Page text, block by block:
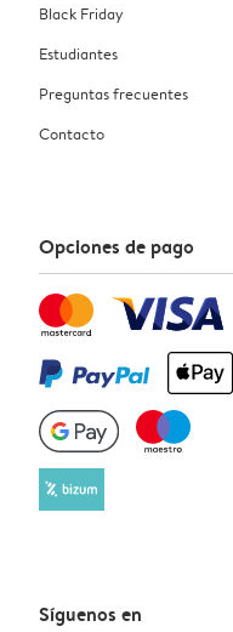
Black Friday
Estudiantes
Preguntas frecuentes
Contacto
Opciones de pago
Síguenos en